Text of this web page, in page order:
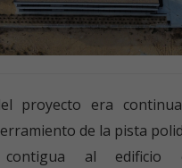
proyecto era
de la pista
contigua al edificio